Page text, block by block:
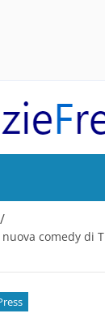
/
nuova comedy di